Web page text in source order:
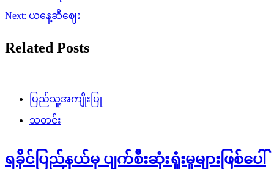
Next: ယနေ့ဆီဈေး
Related Posts
ပြည်သူ့အကျိုးပြု
သတင်း
ရခိုင်ပြည်နယ်မှ ပျက်စီးဆုံးရှုံးမှုများဖြစ်ပေါ်